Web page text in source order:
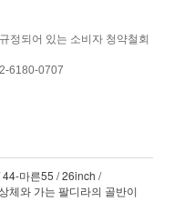
정되어 있는 소비자 청약철회
6180-0707
마른55 / 26inch /
체와 가는 팔디라의 골반이